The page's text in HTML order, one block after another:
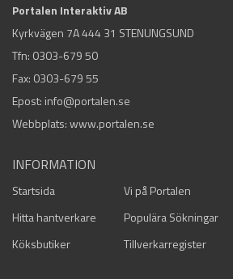
Portalen Interaktiv AB
Kyrkvägen 7A 444 31 STENUNGSUND
Tfn: 0303-679 50
Fax: 0303-679 55
Epost: info@portalen.se
Webbplats: www.portalen.se
INFORMATION
Startsida Vi på Portalen
Hitta hantverkare
Populära Sökningar
Köksbutiker
Tillverkarregister